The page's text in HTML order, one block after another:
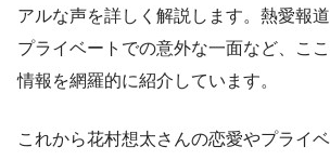
アルな声を詳しく解説します。熱愛報道
プライベートでの意外な一面など、こ
情報を網羅的に紹介しています。
これから花村想太さんの恋愛やプライ